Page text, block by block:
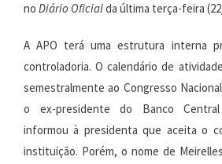
no Diário Oficialda última terça-feira
A APO terá uma estrutura interna
controladoria. O calendário de
semestralmente ao Congresso
o ex-presidente do Banco Central
informou à presidenta que aceita o
instituição. Porém, o nome de